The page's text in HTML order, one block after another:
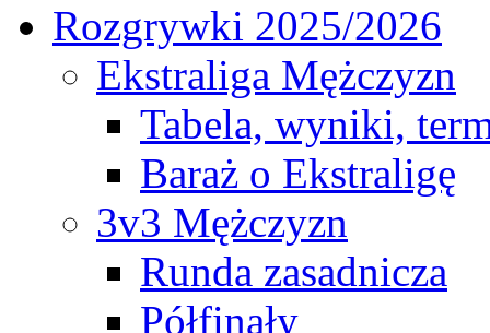
Rozgrywki 2025/2026
Ekstraliga Mężczyzn
Tabela, wyniki,
Baraż o Ekstraligę
3v3 Mężczyzn
Runda zasadnicza
Półfinały